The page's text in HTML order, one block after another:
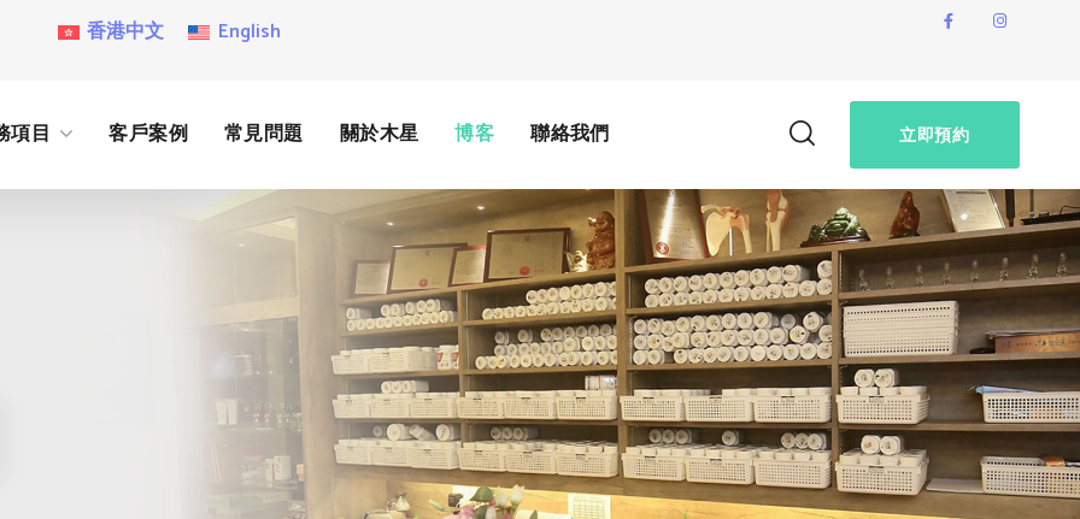
香港中文 English
項目 客戶案例 常見問題 關於木星 博客 聯絡我們 立即預約